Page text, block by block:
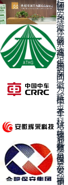
团
管
理
体
系
培
训
标
安
徽
高
速
集
团
一
揽
子
认
证
项
目
儒
商
顾
问
为
中
车
培
训
安
徽
辉
采
科
技
有
限
公
司
安
徽
保
安
北
京
泰
瑞